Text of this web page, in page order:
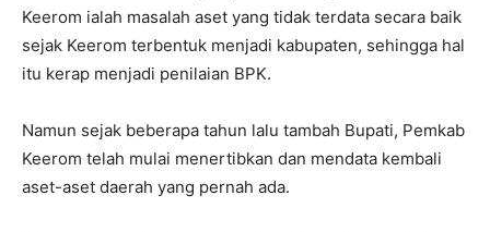
Keerom ialah masalah aset yang tidak terdata secara baik
sejak Keerom terbentuk menjadi kabupaten, sehingga hal
itu kerap menjadi penilaian BPK.
Namun sejak beberapa tahun lalu tambah Bupati, Pemkab
Keerom telah mulai menertibkan dan mendata kembali
aset-aset daerah yang pernah ada.